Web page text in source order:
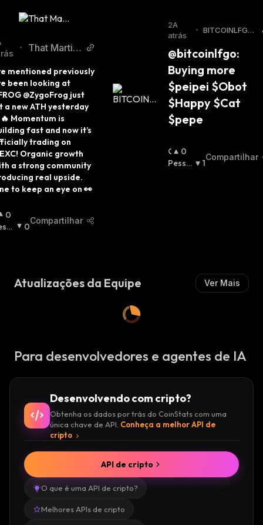
•
That Martini
mentioned previously
been looking at
@ZygoFrog just
a new ATH yesterday
Momentum is
fast and now it’s
trading on
Organic growth
a strong community
real upside.
to keep an eye on 👀
0
0
Compartilhar
2A
atrás
•
BITCOINLFG®
@bitcoinlfgo:
Buying more
$peipei $Obot
$Happy $Cat
$pepe
O
T
0
Pessi
1
Compartilhar
Atualizações da Equipe Ver Mais
Para desenvolvedores e agentes de IA
Desenvolvendo com cripto?
Obtenha os dados por trás do CoinStats com uma
única chave de API. Conheça a melhor API de
cripto
O que é uma API de cripto?
Melhores APIs de cripto
API de cripto